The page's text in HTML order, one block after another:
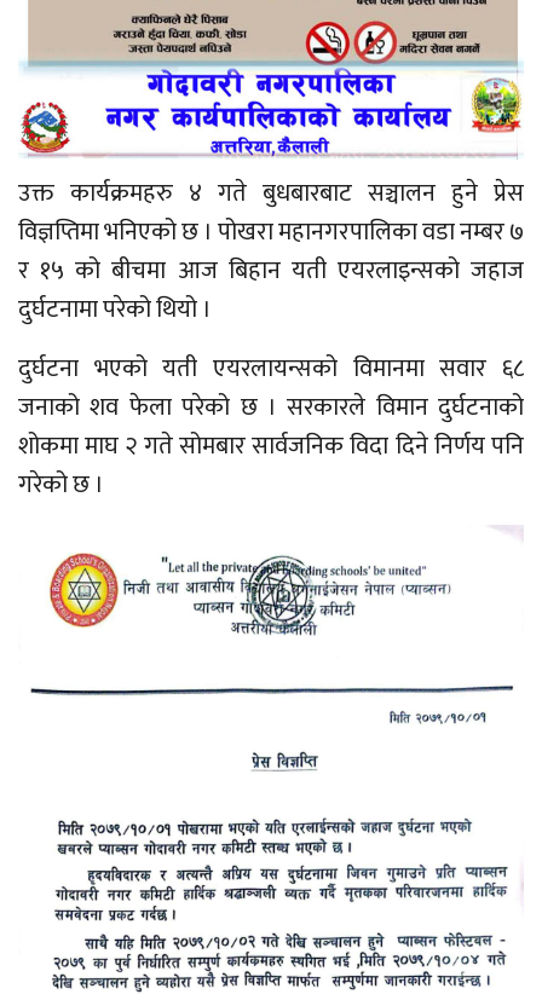
उक्त कार्यक्रमहरु ४ गते बुधबारबाट सञ्चालन हुने प्रेस
विज्ञप्तिमा भनिएको छ । पोखरा महानगरपालिका वडा नम्बर ७
र १५ को बीचमा आज बिहान यती एयरलाइन्सको जहाज
दुर्घटनामा परेको थियो ।
दुर्घटना भएको यती एयरलायन्सको विमानमा सवार ६८
जनाको शव फेला परेको छ । सरकारले विमान दुर्घटनाको
शोकमा माघ २ गते सोमबार सार्वजनिक विदा दिने निर्णय पनि
गरेको छ ।